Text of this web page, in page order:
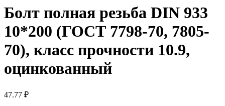
Болт полная резьба DIN 933
10*200 (ГОСТ 7798-70, 7805-
70), класс прочности 10.9,
оцинкованный
47.77 ₽